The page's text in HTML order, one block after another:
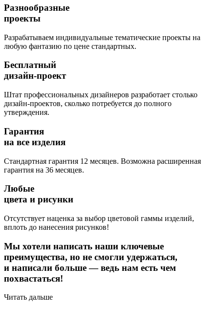
Разнообразные
проекты
Разрабатываем индивидуальные тематические проекты на
любую фантазию по цене стандартных.
Бесплатный
дизайн-проект
Штат профессиональных дизайнеров разработает столько
дизайн-проектов, сколько потребуется до полного
утверждения.
Гарантия
на все изделия
Стандартная гарантия 12 месяцев. Возможна расширенная
гарантия на 36 месяцев.
Любые
цвета и рисунки
Отсутствует наценка за выбор цветовой гаммы изделий,
вплоть до нанесения рисунков!
Мы хотели написать наши ключевые
преимущества, но не смогли удержаться,
и написали больше — ведь нам есть чем
похвастаться!
Читать дальше